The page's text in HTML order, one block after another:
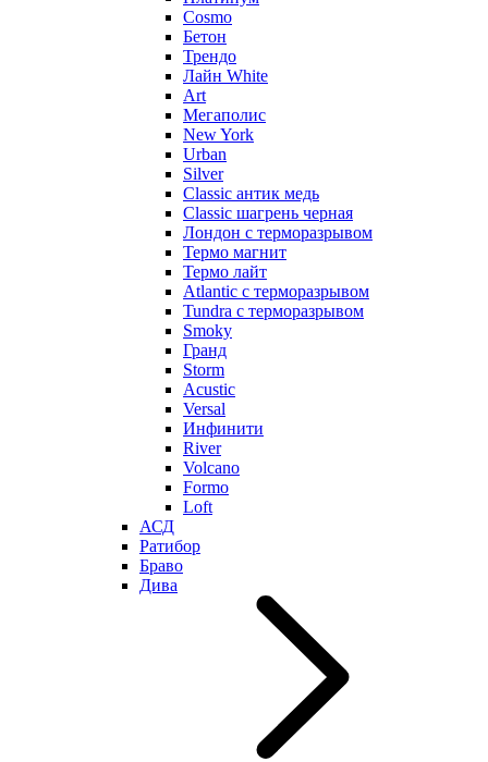
Cosmo
Бетон
Трендо
Лайн White
Art
Мегаполис
New York
Urban
Silver
Classic антик медь
Classic шагрень черная
Лондон с терморазрывом
Термо магнит
Термо лайт
Atlantic с терморазрывом
Tundra с терморазрывом
Smoky
Гранд
Storm
Acustic
Versal
Инфинити
River
Volcano
Formo
Loft
АСД
Ратибор
Браво
Дива